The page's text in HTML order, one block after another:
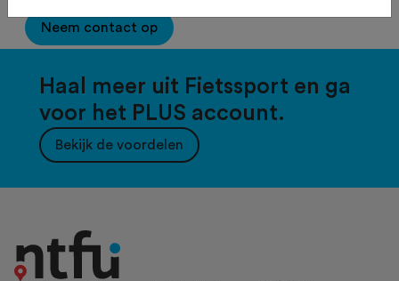
Neem contact op
Haal meer uit Fietssport en ga
voor het PLUS account.
Bekijk de voordelen